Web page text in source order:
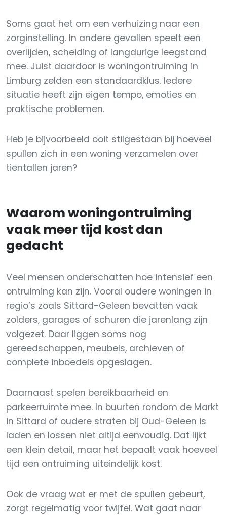
Soms gaat het om een verhuizing naar een
zorginstelling. In andere gevallen speelt een
overlijden, scheiding of langdurige leegstand
mee. Juist daardoor is woningontruiming in
Limburg zelden een standaardklus. Iedere
situatie heeft zijn eigen tempo, emoties en
praktische problemen.
Heb je bijvoorbeeld ooit stilgestaan bij hoeveel
spullen zich in een woning verzamelen over
tientallen jaren?
Waarom woningontruiming
vaak meer tijd kost dan
gedacht
Veel mensen onderschatten hoe intensief een
ontruiming kan zijn. Vooral oudere woningen in
regio’s zoals Sittard-Geleen bevatten vaak
zolders, garages of schuren die jarenlang zijn
volgezet. Daar liggen soms nog
gereedschappen, meubels, archieven of
complete inboedels opgeslagen.
Daarnaast spelen bereikbaarheid en
parkeerruimte mee. In buurten rondom de Markt
in Sittard of oudere straten bij Oud-Geleen is
laden en lossen niet altijd eenvoudig. Dat lijkt
een klein detail, maar het bepaalt vaak hoeveel
tijd een ontruiming uiteindelijk kost.
Ook de vraag wat er met de spullen gebeurt,
zorgt regelmatig voor twijfel. Wat gaat naar